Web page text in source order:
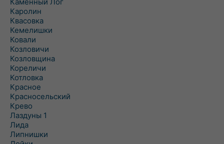
Каролин
Квасовка
Кемелишки
Ковали
Козловичи
Козловщина
Кореличи
Котловка
Красное
Красносельский
Крево
Лаздуны 1
Лида
Липнишки